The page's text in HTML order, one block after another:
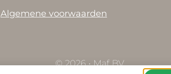
Algemene voorwaarden
© 2026 • Maf BV